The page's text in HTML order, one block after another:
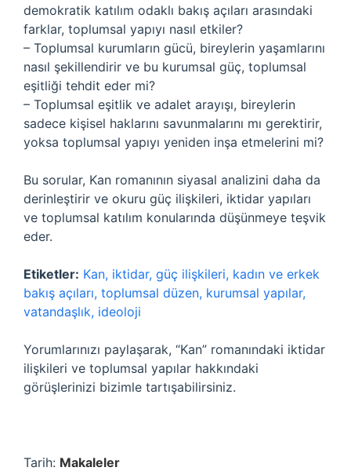
demokratik katılım odaklı bakış açıları arasındaki
farklar, toplumsal yapıyı nasıl etkiler?
– Toplumsal kurumların gücü, bireylerin yaşamlarını
nasıl şekillendirir ve bu kurumsal güç, toplumsal
eşitliği tehdit eder mi?
– Toplumsal eşitlik ve adalet arayışı, bireylerin
sadece kişisel haklarını savunmalarını mı gerektirir,
yoksa toplumsal yapıyı yeniden inşa etmelerini mi?
Bu sorular, Kan romanının siyasal analizini daha da
derinleştirir ve okuru güç ilişkileri, iktidar yapıları
ve toplumsal katılım konularında düşünmeye teşvik
eder.
Etiketler: Kan, iktidar, güç ilişkileri, kadın ve erkek
bakış açıları, toplumsal düzen, kurumsal yapılar,
vatandaşlık, ideoloji
Yorumlarınızı paylaşarak, “Kan” romanındaki iktidar
ilişkileri ve toplumsal yapılar hakkındaki
görüşlerinizi bizimle tartışabilirsiniz.
Tarih: Makaleler